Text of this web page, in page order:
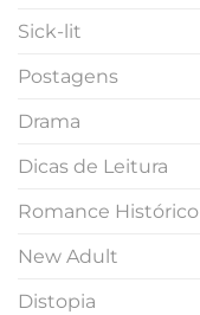
Sick-lit
Postagens
Drama
Dicas de Leitura
Romance Histórico
New Adult
Distopia